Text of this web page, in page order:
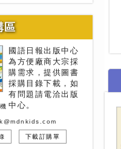
區
國語日報出版中心
為方便廠商大宗採
購需求，提供圖書
採購目錄下載，如
有問題請電洽出版
中心。
下載訂購單